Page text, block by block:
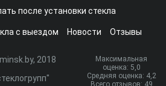
после установки стекла
с выездом Новости Отзывы
2018
Максимальная
оценка: 5,0
Средняя оценка: 4,2
Всего отзывов: 49